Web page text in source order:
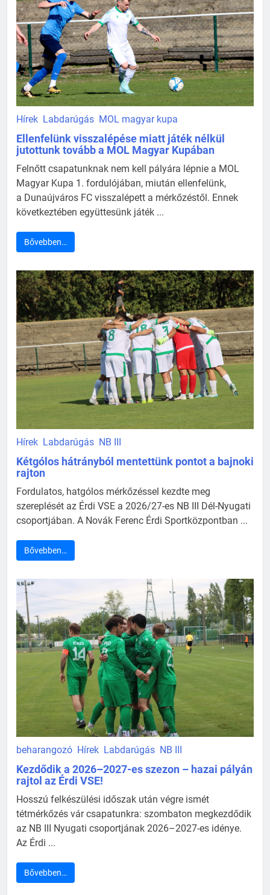
Hírek Labdarúgás MOL magyar kupa
Ellenfelünk visszalépése miatt játék nélkül
jutottunk tovább a MOL Magyar Kupában
Felnőtt csapatunknak nem kell pályára lépnie a MOL
Magyar Kupa 1. fordulójában, miután ellenfelünk,
a Dunaújváros FC visszalépett a mérkőzéstől. Ennek
következtében együttesünk játék ...
Bővebben…
Hírek Labdarúgás NB III
Kétgólos hátrányból mentettünk pontot a bajnoki
rajton
Fordulatos, hatgólos mérkőzéssel kezdte meg
szereplését az Érdi VSE a 2026/27-es NB III Dél-Nyugati
csoportjában. A Novák Ferenc Érdi Sportközpontban ...
Bővebben…
beharangozó Hírek Labdarúgás NB III
Kezdődik a 2026–2027-es szezon – hazai pályán
rajtol az Érdi VSE!
Hosszú felkészülési időszak után végre ismét
tétmérkőzés vár csapatunkra: szombaton megkezdődik
az NB III Nyugati csoportjának 2026–2027-es idénye.
Az Érdi ...
Bővebben…